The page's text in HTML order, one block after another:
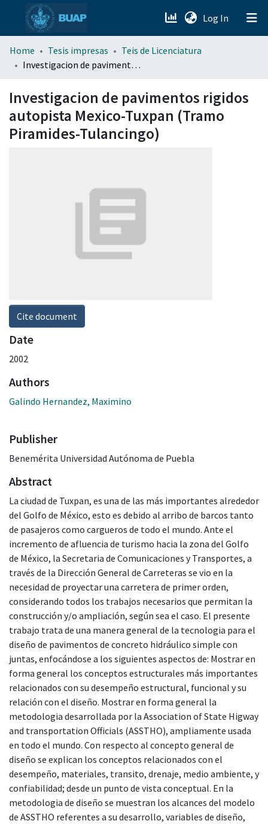
Log In (current)
menu.section.about_menu
Home Tesis impresas
Teis de Licenciatura
Investigacion de pavimentos rigidos autopista Mexico-Tuxpan (Tramo Piramides-Tulancingo)
Investigacion de pavimentos rigidos
autopista Mexico-Tuxpan (Tramo
Piramides-Tulancingo)
Cite document
Date
2002
Authors
Galindo Hernandez, Maximino
Publisher
Benemérita Universidad Autónoma de Puebla
Abstract
La ciudad de Tuxpan, es una de las más importantes alrededor
del Golfo de México, esto es debido al arribo de barcos tanto
de pasajeros como cargueros de todo el mundo. Ante el
incremento de afluencia de turismo hacia la zona del Golfo
de México, la Secretaria de Comunicaciones y Transportes, a
través de la Dirección General de Carreteras se vio en la
necesidad de proyectar una carretera de primer orden,
considerando todos los trabajos necesarios que permitan la
construcción y/o ampliación, según sea el caso. El presente
trabajo trata de una manera general de la tecnologia para el
diseño de pavimentos de concreto hidráulico simple con
juntas, enfocándose a los siguientes aspectos de: Mostrar en
forma general los conceptos estructurales más importantes
relacionados con su desempeño estructural, funcional y su
relación con el diseño. Mostrar en forma general la
metodologia desarrollada por la Association of State Higway
and transportation Officials (ASSTHO), ampliamente usada
en todo el mundo. Con respecto al concepto general de
diseño se explican los conceptos relacionados con el
desempeño, materiales, transito, drenaje, medio ambiente, y
confiabilidad; desde un punto de vista conceptual. En la
metodologia de diseño se muestran los alcances del modelo
de ASSTHO referentes a su desarrollo, variables de diseño,